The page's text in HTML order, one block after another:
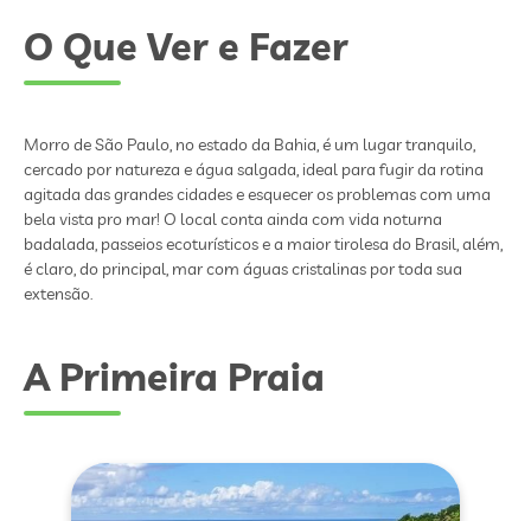
O Que Ver e Fazer
Morro de São Paulo, no estado da Bahia, é um lugar tranquilo,
cercado por natureza e água salgada, ideal para fugir da rotina
agitada das grandes cidades e esquecer os problemas com uma
bela vista pro mar! O local conta ainda com vida noturna
badalada, passeios ecoturísticos e a maior tirolesa do Brasil, além,
é claro, do principal, mar com águas cristalinas por toda sua
extensão.
A Primeira Praia